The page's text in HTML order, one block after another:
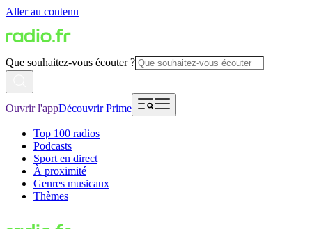
Aller au contenu
Que souhaitez-vous écouter ?
Ouvrir l'appDécouvrir Prime
Top 100 radios
Podcasts
Sport en direct
À proximité
Genres musicaux
Thèmes